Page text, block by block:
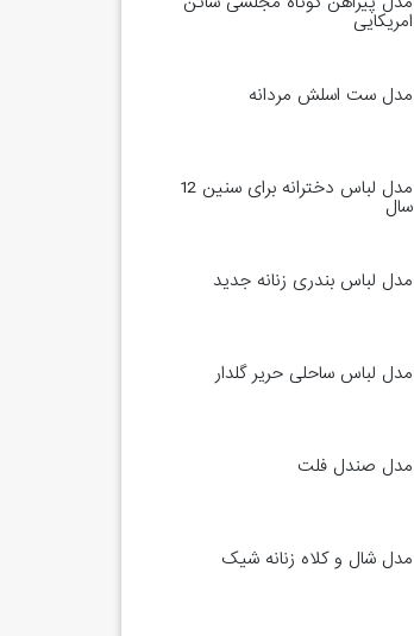
امریکایی
مدل ست اسلش مردانه
مدل لباس دخترانه برای سنین 12
سال
مدل لباس بندری زنانه جدید
مدل لباس ساحلی حریر گلدار
مدل صندل فلت
مدل شال و کلاه زنانه شیک